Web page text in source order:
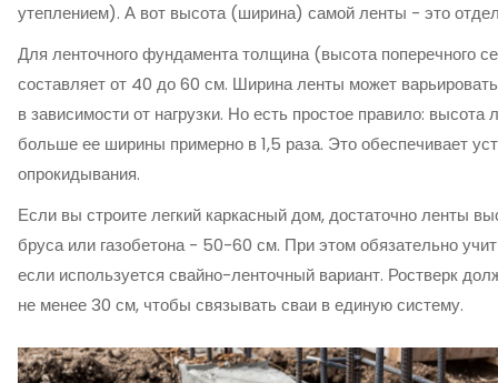
утеплением). А вот высота (ширина) самой ленты - это
Для ленточного фундамента толщина (высота поперечного
составляет от 40 до 60 см. Ширина ленты может
в зависимости от нагрузки. Но есть простое правило:
больше ее ширины примерно в 1,5 раза. Это обеспечивает
опрокидывания.
Если вы строите легкий каркасный дом, достаточно ленты
бруса или газобетона - 50-60 см. При этом обязательно
если используется свайно-ленточный вариант. Ростверк
не менее 30 см, чтобы связывать сваи в единую систему.